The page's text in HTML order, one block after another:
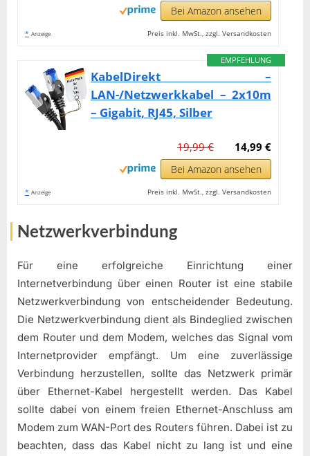
Bei Amazon ansehen
* Anzeige Preis inkl. MwSt., zzgl. Versandkosten
EMPFEHLUNG
KabelDirekt –
LAN-/Netzwerkkabel – 2x10m
– Gigabit, RJ45, Silber
14,99 €
19,99 €
Bei Amazon ansehen
* Anzeige Preis inkl. MwSt., zzgl. Versandkosten
Netzwerkverbindung
Für eine erfolgreiche Einrichtung einer
Internetverbindung über einen Router ist eine stabile
Netzwerkverbindung von entscheidender Bedeutung.
Die Netzwerkverbindung dient als Bindeglied zwischen
dem Router und dem Modem, welches das Signal vom
Internetprovider empfängt. Um eine zuverlässige
Verbindung herzustellen, sollte das Netzwerk primär
über Ethernet-Kabel hergestellt werden. Das Kabel
sollte dabei von einem freien Ethernet-Anschluss am
Modem zum WAN-Port des Routers führen. Dabei ist zu
beachten, dass das Kabel nicht zu lang ist und eine